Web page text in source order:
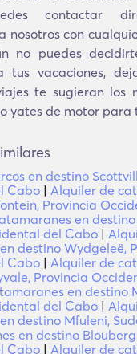
contactar
nosotros con
no puedes
tus vacaciones,
te sugieran los
yates de motor para
en destino
Cabo | Alquiler de
Provincia
en destino
del Cabo |
destino Wydgeleë,
Cabo | Alquiler de
Provincia
en destino
del Cabo |
destino Mfuleni,
en destino
Cabo | Alquiler de